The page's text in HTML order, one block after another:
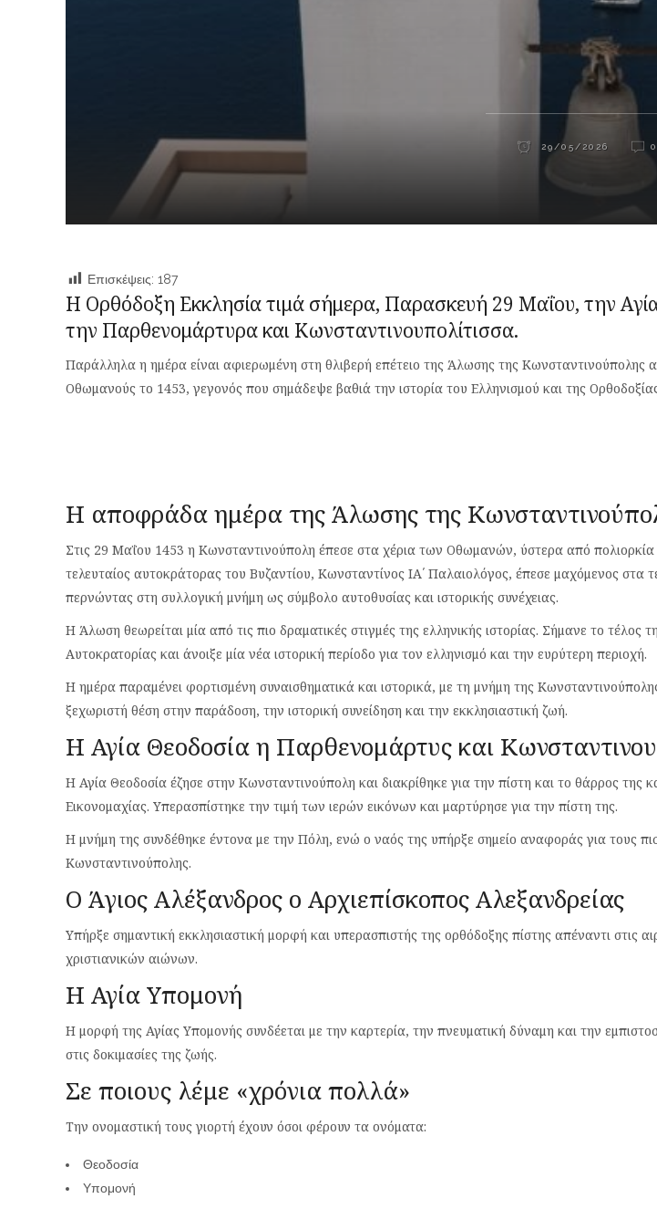
29/05/2026
Επισκέψεις: 187
H Ορθόδοξη Εκκλησία τιμά σήμερα, Παρασκευή 29 Μαΐου, την
την Παρθενομάρτυρα και Κωνσταντινουπολίτισσα.
Παράλληλα η ημέρα είναι αφιερωμένη στη θλιβερή επέτειο της Άλωσης της Κωνσταντινούπολης
Οθωμανούς το 1453, γεγονός που σημάδεψε βαθιά την ιστορία του Ελληνισμού και της
Η αποφράδα ημέρα της Άλωσης της
Στις 29 Μαΐου 1453 η Κωνσταντινούπολη έπεσε στα χέρια των Οθωμανών, ύστερα από
τελευταίος αυτοκράτορας του Βυζαντίου, Κωνσταντίνος ΙΑ΄ Παλαιολόγος, έπεσε μαχόμενος στα
περνώντας στη συλλογική μνήμη ως σύμβολο αυτοθυσίας και ιστορικής συνέχειας.
Η Άλωση θεωρείται μία από τις πιο δραματικές στιγμές της ελληνικής ιστορίας. Σήμανε το τέλος
Αυτοκρατορίας και άνοιξε μία νέα ιστορική περίοδο για τον ελληνισμό και την ευρύτερη περιοχή.
Η ημέρα παραμένει φορτισμένη συναισθηματικά και ιστορικά, με τη μνήμη της
ξεχωριστή θέση στην παράδοση, την ιστορική συνείδηση και την εκκλησιαστική ζωή.
Η Αγία Θεοδοσία η Παρθενομάρτυς και
Η Αγία Θεοδοσία έζησε στην Κωνσταντινούπολη και διακρίθηκε για την πίστη και το θάρρος της
Εικονομαχίας. Υπερασπίστηκε την τιμή των ιερών εικόνων και μαρτύρησε για την πίστη της.
Η μνήμη της συνδέθηκε έντονα με την Πόλη, ενώ ο ναός της υπήρξε σημείο αναφοράς για τους
Κωνσταντινούπολης.
Ο Άγιος Αλέξανδρος ο Αρχιεπίσκοπος Αλεξανδρείας
Υπήρξε σημαντική εκκλησιαστική μορφή και υπερασπιστής της ορθόδοξης πίστης απέναντι στις
χριστιανικών αιώνων.
Η Αγία Υπομονή
Η μορφή της Αγίας Υπομονής συνδέεται με την καρτερία, την πνευματική δύναμη και την
στις δοκιμασίες της ζωής.
Σε ποιους λέμε «χρόνια πολλά»
Την ονομαστική τους γιορτή έχουν όσοι φέρουν τα ονόματα:
Θεοδοσία
Υπομονή